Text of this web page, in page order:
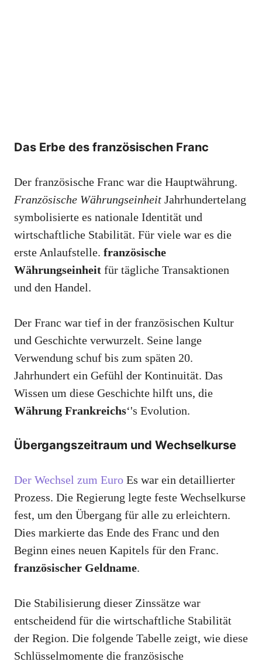
Das Erbe des französischen Franc
Der französische Franc war die Hauptwährung.
Französische Währungseinheit Jahrhundertelang
symbolisierte es nationale Identität und
wirtschaftliche Stabilität. Für viele war es die
erste Anlaufstelle. französische
Währungseinheit für tägliche Transaktionen
und den Handel.
Der Franc war tief in der französischen Kultur
und Geschichte verwurzelt. Seine lange
Verwendung schuf bis zum späten 20.
Jahrhundert ein Gefühl der Kontinuität. Das
Wissen um diese Geschichte hilft uns, die
Währung Frankreichs‘'s Evolution.
Übergangszeitraum und Wechselkurse
Der Wechsel zum Euro Es war ein detaillierter
Prozess. Die Regierung legte feste Wechselkurse
fest, um den Übergang für alle zu erleichtern.
Dies markierte das Ende des Franc und den
Beginn eines neuen Kapitels für den Franc.
französischer Geldname.
Die Stabilisierung dieser Zinssätze war
entscheidend für die wirtschaftliche Stabilität
der Region. Die folgende Tabelle zeigt, wie diese
Schlüsselmomente die französische